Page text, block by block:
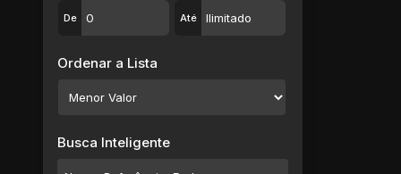
Vila Amorim (2)
Cézar de Souza (4)
De Até
Ordenar a Lista
Busca Inteligente